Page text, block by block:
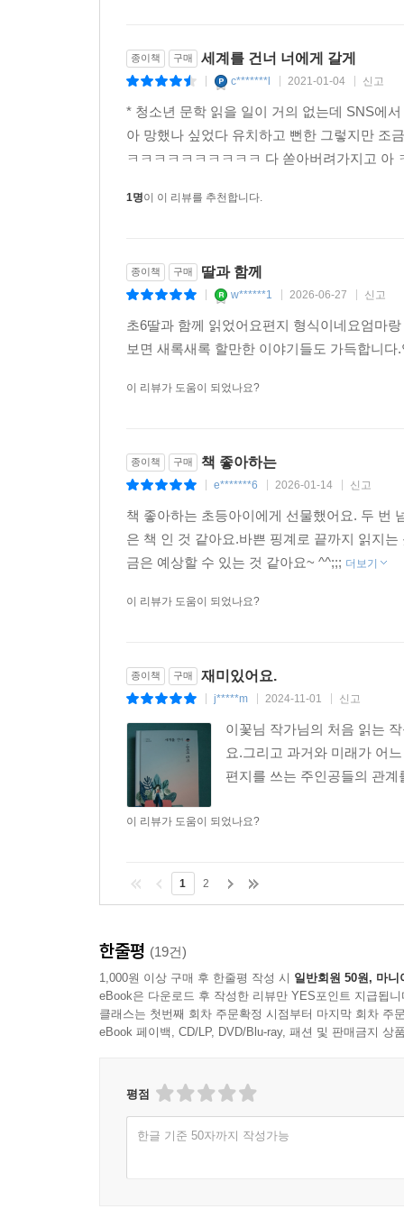
종이책 구매 세계를 건너 너에게 갈게
c*******l 2021-01-04 신고
* 청소년 문학 읽을 일이 거의 없는데 SNS에
아 망했나 싶었다 유치하고 뻔한 그렇지만 조
ㅋㅋㅋㅋㅋㅋㅋㅋㅋㅋ 다 쏟아버려가지고
1명이 이 리뷰를 추천합니다.
종이책 구매 딸과 함께
w******1 2026-06-27 신고
초6딸과 함께 읽었어요편지 형식이네요엄마
보면 새록새록 할만한 이야기들도 가득합니
이 리뷰가 도움이 되었나요?
종이책 구매 책 좋아하는
e*******6 2026-01-14 신고
책 좋아하는 초등아이에게 선물했어요. 두 번
은 책 인 것 같아요.바쁜 핑계로 끝까지 읽지
금은 예상할 수 있는 것 같아요~ ^^;;; 더보기
이 리뷰가 도움이 되었나요?
종이책 구매 재미있어요.
j*****m 2024-11-01 신고
이꽃님 작가님의 처음 읽는
요.그리고 과거와 미래가 어
편지를 쓰는 주인공들의 관
이 리뷰가 도움이 되었나요?
1 2
한줄평 (19건)
1,000원 이상 구매 후 한줄평 작성 시 일반회원 50원, 마니
eBook은 다운로드 후 작성한 리뷰만 YES포인트 지급됩니
클래스는 첫번째 회차 주문확정 시점부터 마지막 회차 주
eBook 페이백, CD/LP, DVD/Blu-ray, 패션 및 판매금지 상
평점
한글 기준 50자까지 작성가능